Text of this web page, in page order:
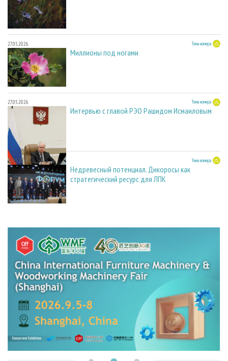
27.05.2026 Тема номера
Миллионы под ногами
27.05.2026 Тема номера
Интервью с главой РЭО Рашидом Исмаиловым
27.05.2026 Тема номера
Недревесный потенциал. Дикоросы как
стратегический ресурс для ЛПК